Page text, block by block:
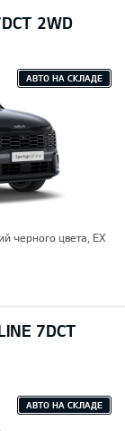
2WD
АВТО НА СКЛАДЕ
черного цвета, EX
7DCT
АВТО НА СКЛАДЕ